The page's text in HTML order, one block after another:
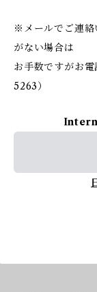
※メールでご連絡
がない場合は
お手数ですがお
5263）